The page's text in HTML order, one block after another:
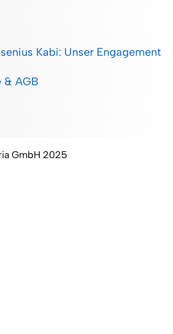
Kabi: Unser Engagement
& AGB
GmbH 2025